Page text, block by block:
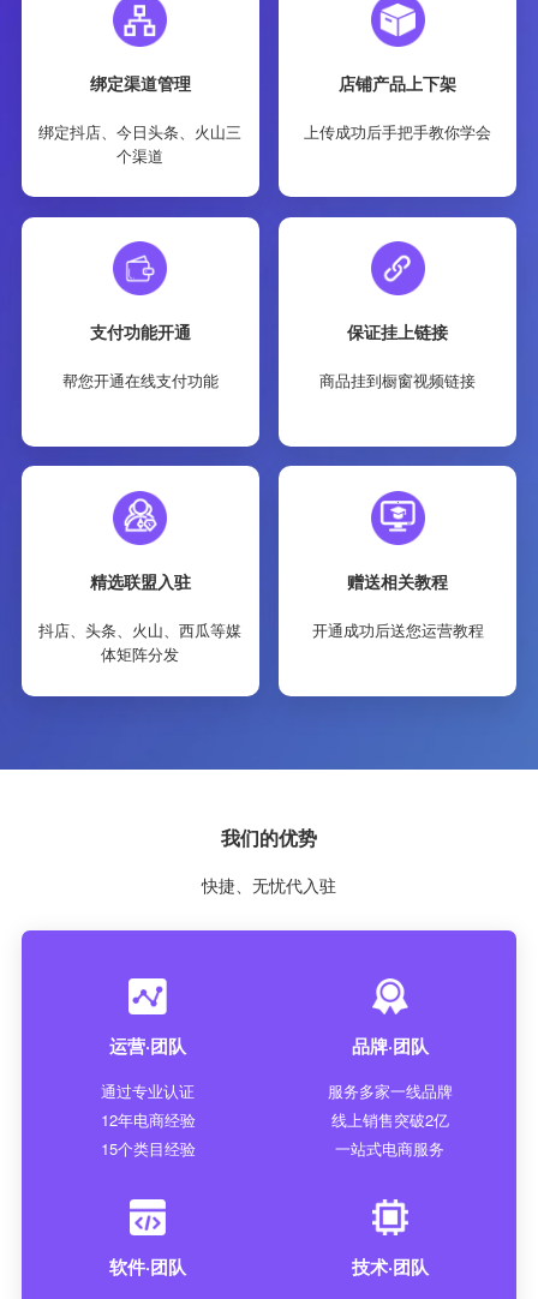
绑定渠道管理
绑定抖店、今日头条、火山三
个渠道
店铺产品上下架
上传成功后手把手教你学会
支付功能开通
帮您开通在线支付功能
保证挂上链接
商品挂到橱窗视频链接
精选联盟入驻
抖店、头条、火山、西瓜等媒
体矩阵分发
赠送相关教程
开通成功后送您运营教程
我们的优势
快捷、无忧代入驻
运营·团队
通过专业认证
12年电商经验
15个类目经验
品牌·团队
服务多家一线品牌
线上销售突破2亿
一站式电商服务
软件·团队 技术·团队